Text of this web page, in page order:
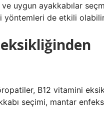
uygun ayakkabılar
yöntemleri de etkili
B12 vitamini
seçimi, mantar